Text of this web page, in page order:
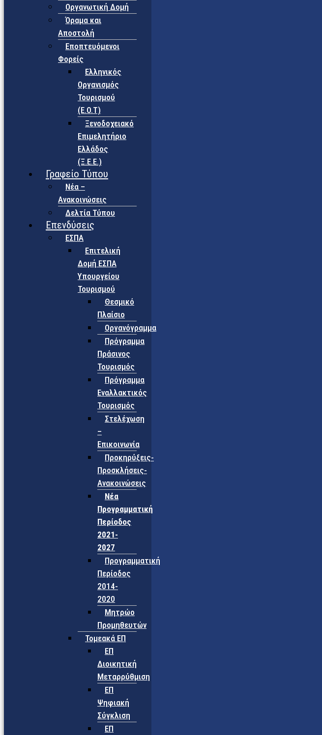
Οργανωτική Δομή
Όραμα και
Αποστολή
Εποπτευόμενοι
Φορείς
Eλληνικός
Οργανισμός
Τουρισμού
(Ε.Ο.Τ)
Ξενοδοχειακό
Επιμελητήριο
Ελλάδος
(Ξ.Ε.Ε.)
Γραφείο Τύπου
Νέα –
Ανακοινώσεις
Δελτία Τύπου
Επενδύσεις
ΕΣΠΑ
Επιτελική
Δομή ΕΣΠΑ
Υπουργείου
Τουρισμού
Θεσμικό
Πλαίσιο
Οργανόγραμμα
Πρόγραμμα
Πράσινος
Τουρισμός
Πρόγραμμα
Εναλλακτικός
Τουρισμός
Στελέχωση
–
Επικοινωνία
Προκηρύξεις-
Προσκλήσεις-
Ανακοινώσεις
Νέα
Προγραμματική
Περίοδος
2021-
2027
Προγραμματική
Περίοδος
2014-
2020
Μητρώο
Προμηθευτών
Τομεακά ΕΠ
ΕΠ
Διοικητική
Μεταρρύθμιση
ΕΠ
Ψηφιακή
Σύγκλιση
ΕΠ